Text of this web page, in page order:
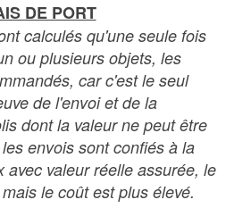
DE PORT
calculés qu'une seule fois
ou plusieurs objets, les
car c'est le seul
de l'envoi et de la
dont la valeur ne peut être
envois sont confiés à la
avec valeur réelle assurée, le
le coût est plus élevé.